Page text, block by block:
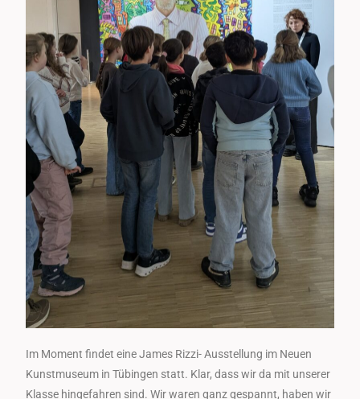
Im Moment findet eine James Rizzi- Ausstellung im Neuen
Kunstmuseum in Tübingen statt. Klar, dass wir da mit unserer
Klasse hingefahren sind. Wir waren ganz gespannt, haben wir